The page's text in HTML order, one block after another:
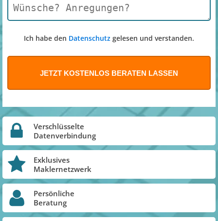
Ich habe den Datenschutz gelesen und verstanden.
Verschlüsselte
Datenverbindung
Exklusives
Maklernetzwerk
Persönliche
Beratung